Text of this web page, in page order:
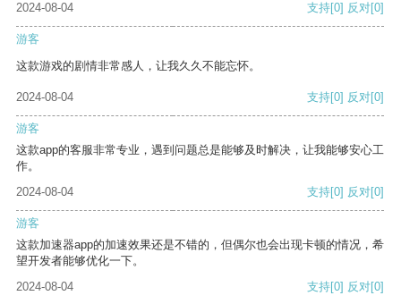
2024-08-04 支持[0] 反对[0]
游客
这款游戏的剧情非常感人，让我久久不能忘怀。
2024-08-04 支持[0] 反对[0]
游客
这款app的客服非常专业，遇到问题总是能够及时解决，让我能够安心工
作。
2024-08-04
支持[0] 反对[0]
游客
这款加速器app的加速效果还是不错的，但偶尔也会出现卡顿的情况，希
望开发者能够优化一下。
2024-08-04
支持[0] 反对[0]